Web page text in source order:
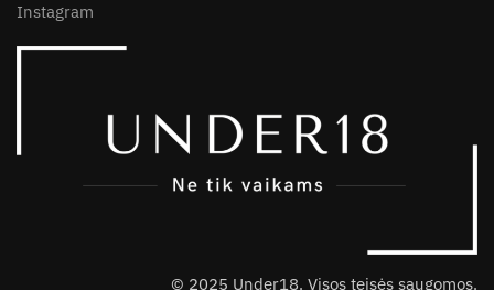
Instagram
© 2025 Under18. Visos teisės saugomos.